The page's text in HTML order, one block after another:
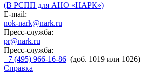
(В РСПП для АНО «НАРК»)
E-mail:
nok-nark@nark.ru
Пресс-служба:
pr@nark.ru
Пресс-служба:
+7 (495) 966-16-86 (доб. 1019 или 1026)
Справка